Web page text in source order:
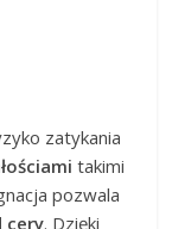
zatykania
takimi
pozwala
cery. Dzięki